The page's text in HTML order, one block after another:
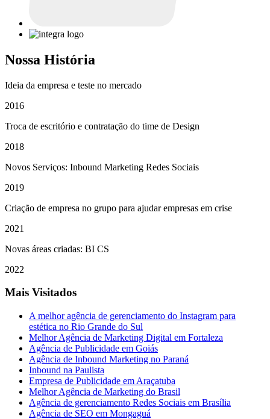
Nossa História
Ideia da empresa e teste no mercado
2016
Troca de escritório e contratação do time de Design
2018
Novos Serviços: Inbound Marketing Redes Sociais
2019
Criação de empresa no grupo para ajudar empresas em crise
2021
Novas áreas criadas: BI CS
2022
Mais Visitados
A melhor agência de gerenciamento do Instagram para
estética no Rio Grande do Sul
Melhor Agência de Marketing Digital em Fortaleza
Agência de Publicidade em Goiás
Agência de Inbound Marketing no Paraná
Inbound na Paulista
Empresa de Publicidade em Araçatuba
Melhor Agência de Marketing do Brasil
Agência de gerenciamento Redes Sociais em Brasília
Agência de SEO em Mongaguá